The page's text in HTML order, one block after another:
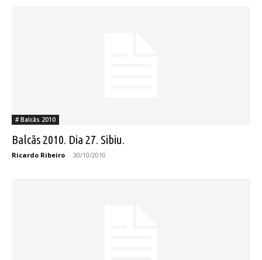
# Balcãs 2010
Balcãs 2010. Dia 27. Sibiu.
Ricardo Ribeiro - 30/10/2010